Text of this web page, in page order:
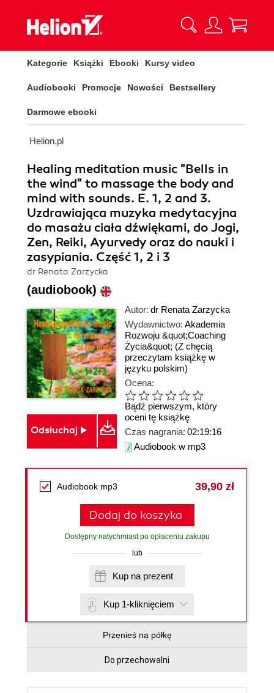
Kategorie Książki Ebooki Kursy video
Audiobooki Promocje Nowości Bestsellery
Darmowe ebooki
Helion.pl
Healing meditation music "Bells in
the wind" to massage the body and
mind with sounds. E. 1, 2 and 3.
Uzdrawiająca muzyka medytacyjna
do masażu ciała dźwiękami, do Jogi,
Zen, Reiki, Ayurvedy oraz do nauki i
zasypiania. Część 1, 2 i 3
dr Renata Zarzycka
(audiobook)
Odsłuchaj
Autor: dr Renata Zarzycka
Wydawnictwo: Akademia
Rozwoju &quot;Coaching
Życia&quot; (Z chęcią
przeczytam książkę w
języku polskim)
Ocena:
Bądź pierwszym, który
oceni tę książkę
Czas nagrania: 02:19:16
Audiobook w mp3
Audiobook mp3 39,90 zł
Dodaj do koszyka
Dostępny natychmiast po opłaceniu zakupu
lub
Kup na prezent
Kup 1-kliknięciem
Przenieś na półkę
Do przechowalni